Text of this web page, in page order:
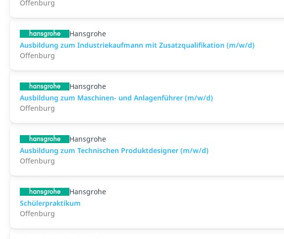
Offenburg
Hansgrohe
Ausbildung zum Industriekaufmann mit Zusatzqualifikation (m/w/d)
Offenburg
Hansgrohe
Ausbildung zum Maschinen- und Anlagenführer (m/w/d)
Offenburg
Hansgrohe
Ausbildung zum Technischen Produktdesigner (m/w/d)
Offenburg
Hansgrohe
Schülerpraktikum
Offenburg